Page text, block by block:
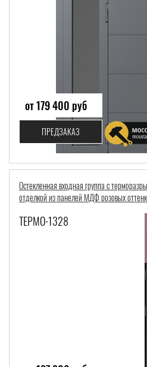
от 179 400 руб
ПРЕДЗАКАЗ
Остекленная входная группа с
отделкой из панелей МДФ розовых
ТЕРМО-1328